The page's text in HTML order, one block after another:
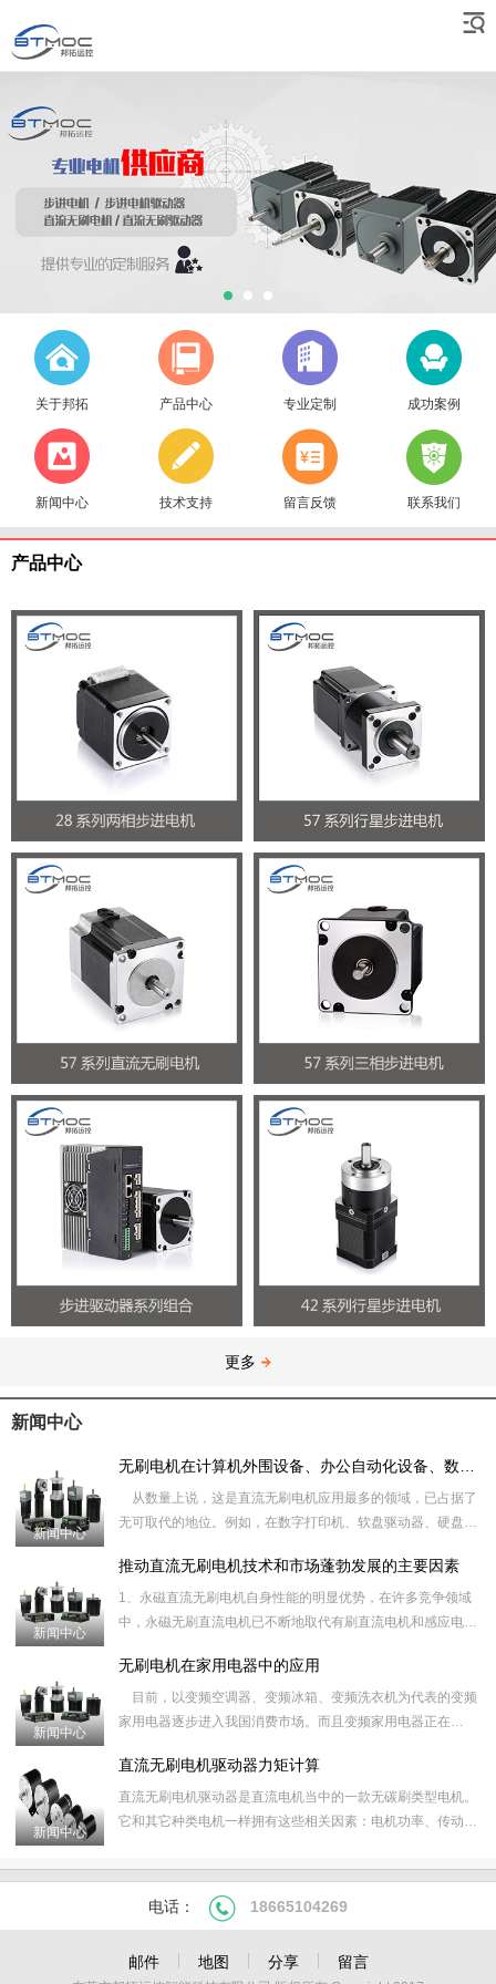
关于邦拓 产品中心 专业定制 成功案例
新闻中心 技术支持 留言反馈 联系我们
产品中心
更多
新闻中心
新闻中心
从数量上说，这是直流无刷电机应用最多的领域，已占据了
无可取代的地位。例如，在数字打印机、软盘驱动器、硬盘驱
新闻中心
推动直流无刷电机技术和市场蓬勃发展的主要因素
1、永磁直流无刷电机自身性能的明显优势，在许多竞争领域
中，永磁无刷直流电机已不断地取代有刷直流电机和感应电
新闻中心
无刷电机在家用电器中的应用
目前，以变频空调器、变频冰箱、变频洗衣机为代表的变频
家用电器逐步进入我国消费市场。而且变频家用电器正在
新闻中心
直流无刷电机驱动器力矩计算
直流无刷电机驱动器是直流电机当中的一款无碳刷类型电机。
它和其它种类电机一样拥有这些相关因素：电机功率、传动
电话： 18665104269
邮件 地图 分享 留言